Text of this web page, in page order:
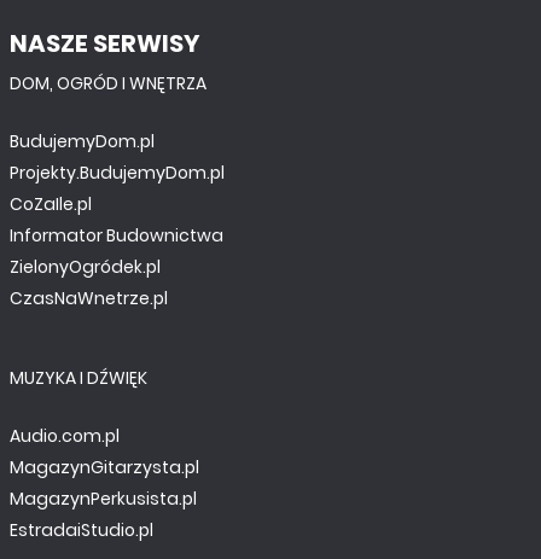
NASZE SERWISY
DOM, OGRÓD I WNĘTRZA
BudujemyDom.pl
Projekty.BudujemyDom.pl
CoZaIle.pl
Informator Budownictwa
ZielonyOgródek.pl
CzasNaWnetrze.pl
MUZYKA I DŹWIĘK
Audio.com.pl
MagazynGitarzysta.pl
MagazynPerkusista.pl
EstradaiStudio.pl